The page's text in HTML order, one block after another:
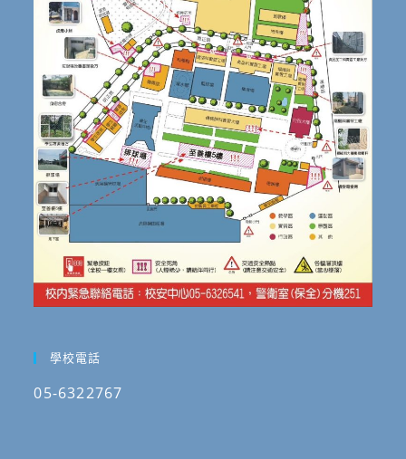
學校電話
05-6322767